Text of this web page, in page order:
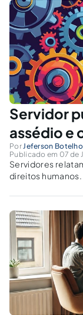
Servidor
assédio e
PorJeferson
Publicado em 07 de
Servidores
direitos